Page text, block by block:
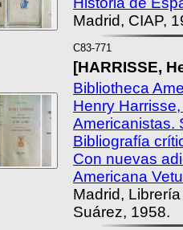
Madrid, CIAP,
C83-771
[HARRISSE,
Bibliotheca
Henry
Americanistas.
Bibliografía
Con nuevas
Americana
Madrid,
Suárez, 1958.